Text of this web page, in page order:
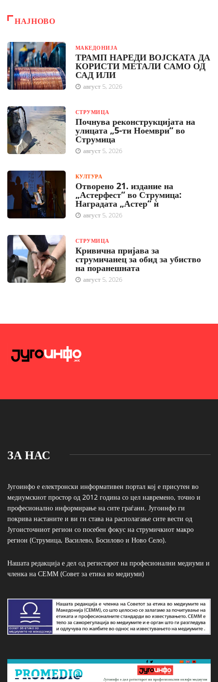
НАЈНОВО
МАКЕДОНИЈА
ТРАМП НАРЕДИ ВОЈСКАТА ДА
КОРИСТИ МЕТАЛИ САМО ОД
САД ИЛИ
август 5, 2026
СТРУМИЦА
Почнува реконструкцијата на
улицата „5-ти Ноември“ во
Струмица
август 5, 2026
КУЛТУРА
Отворено 21. издание на
„Астерфест“ во Струмица:
Наградата „Астер“ ѝ
август 5, 2026
СТРУМИЦА
Кривична пријава за
струмичанец за обид за убиство
на поранешната
август 5, 2026
ЗА НАС
Југоинфо е електронски информативен портал кој е присутен во
медиумскиот простор од 2012 година со цел навремено, точно и
професионално информирање на сите граѓани. Југоинфо ги
покрива настаните и ви ги става на располагање сите вести од
Југоисточниот регион со посебен фокус на струмичкиот макро
регион (Струмица, Василево, Босилово и Ново Село).
Нашата редакција е дел од регистарот на професионални медиуми и
членка на СЕММ (Совет за етика во медиуми)